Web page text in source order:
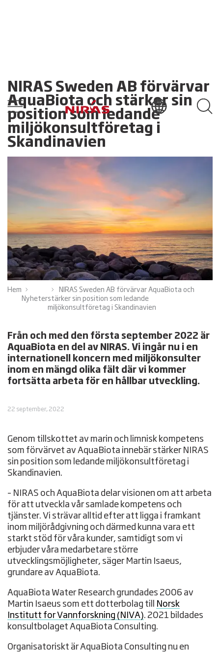
NIRAS Sweden AB förvärvar
AquaBiota och stärker sin
position som ledande
miljökonsultföretag i
Skandinavien
Hem
Nyheter
NIRAS Sweden AB förvärvar AquaBiota och
stärker sin position som ledande
miljökonsultföretag i Skandinavien
Från och med den första september 2022 är
AquaBiota en del av NIRAS. Vi ingår nu i en
internationell koncern med miljökonsulter
inom en mängd olika fält där vi kommer
fortsätta arbeta för en hållbar utveckling.
22 september, 2022
Genom tillskottet av marin och limnisk kompetens
som förvärvet av AquaBiota innebär stärker NIRAS
sin position som ledande miljökonsultföretag i
Skandinavien.
– NIRAS och AquaBiota delar visionen om att arbeta
för att utveckla vår samlade kompetens och
tjänster. Vi strävar alltid efter att ligga i framkant
inom miljörådgivning och därmed kunna vara ett
starkt stöd för våra kunder, samtidigt som vi
erbjuder våra medarbetare större
utvecklingsmöjligheter, säger Martin Isaeus,
grundare av AquaBiota.
AquaBiota Water Research grundades 2006 av
Martin Isaeus som ett dotterbolag till
Norsk
Institutt for Vannforskning (NIVA). 2021 bildades
konsultbolaget AquaBiota Consulting.
Organisatoriskt är AquaBiota Consulting nu en